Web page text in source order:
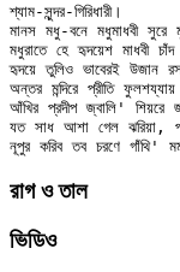
শ্যাম-সুন্দর-গিরিধারী।
মানস মধু-বনে মধুমাধবী সুরে
মধুরাতে হে হৃদয়েশ মাধবী
হৃদয়ে তুলিও ভাবেরই উজান
অন্তর মন্দিরে প্রীতি
আঁখির প্রদীপ জ্বালি' শিয়রে
যত সাধ আশা গেল ঝরিয়া,
রাগ ও তাল
ভিডিও